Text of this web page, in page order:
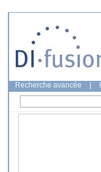
Recherche avancée